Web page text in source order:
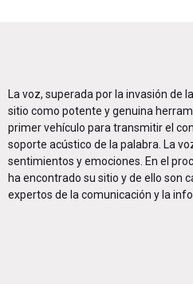
La voz, superada por la invasión de
sitio como potente y genuina
primer vehículo para transmitir el
soporte acústico de la palabra. La
sentimientos y emociones. En el
ha encontrado su sitio y de ello son
expertos de la comunicación y la